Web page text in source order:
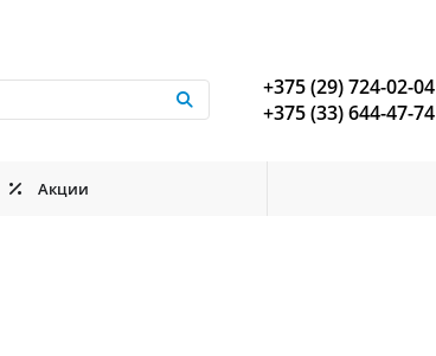
+375 (29) 724-02-04
+375 (33) 644-47-74
Акции